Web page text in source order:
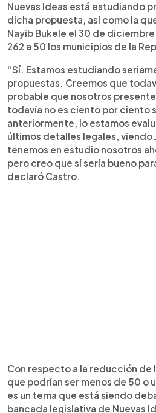
Nuevas Ideas está estudiando
dicha propuesta, así como la
Nayib Bukele el 30 de
262 a 50 los municipios de la
“Sí. Estamos estudiando
propuestas. Creemos que
probable que nosotros
todavía no es ciento por ciento
anteriormente, lo estamos
últimos detalles legales,
tenemos en estudio nosotros
pero creo que sí sería bueno
declaró Castro.
Con respecto a la reducción de
que podrían ser menos de 50 o
es un tema que está siendo
bancada legislativa de Nuevas